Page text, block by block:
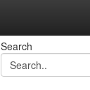
Search